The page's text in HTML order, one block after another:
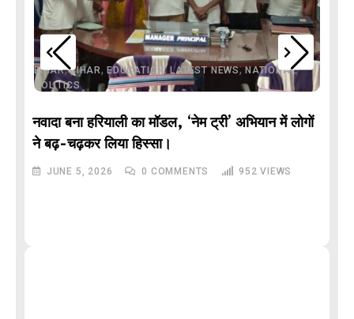
BIHAR,BIHAR, EDUCATION,LATEST NEWS,NATIONAL,
POLITICS
नवादा बना हरियाली का मॉडल, ‘नेम ट्री’ अभियान में लोगों
ने बढ़-चढ़कर लिया हिस्सा।
JUNE 5, 2026 0 COMMENTS 952 VIEWS